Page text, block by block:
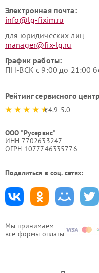
Мы принимаем
все формы оплаты
Электронная почта:
info@lg-fixim.ru
для юридических лиц
manager@fix-lg.ru
График работы:
ПН-ВСК с 9:00 до 21:00
Рейтинг сервисного
4.9-5.0
ООО "Русервис"
ИНН 7702633247
ОГРН 1077746335776
Поделиться в соц. сетях: